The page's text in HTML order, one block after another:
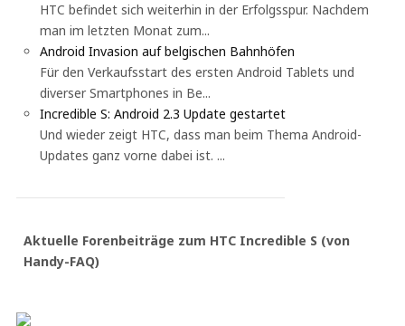
HTC befindet sich weiterhin in der Erfolgsspur. Nachdem
man im letzten Monat zum...
Android Invasion auf belgischen Bahnhöfen
Für den Verkaufsstart des ersten Android Tablets und
diverser Smartphones in Be...
Incredible S: Android 2.3 Update gestartet
Und wieder zeigt HTC, dass man beim Thema Android-
Updates ganz vorne dabei ist. ...
Aktuelle Forenbeiträge zum HTC Incredible S (von
Handy-FAQ)